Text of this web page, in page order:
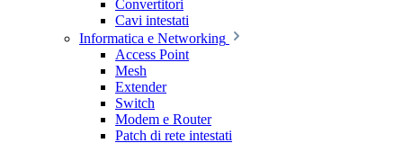
Convertitori
Cavi intestati
Informatica e Networking
Access Point
Mesh
Extender
Switch
Modem e Router
Patch di rete intestati